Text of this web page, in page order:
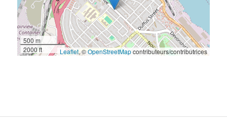
500 m
2000 ft
Leaflet, ©OpenStreetMapcontributeurs/contributrices